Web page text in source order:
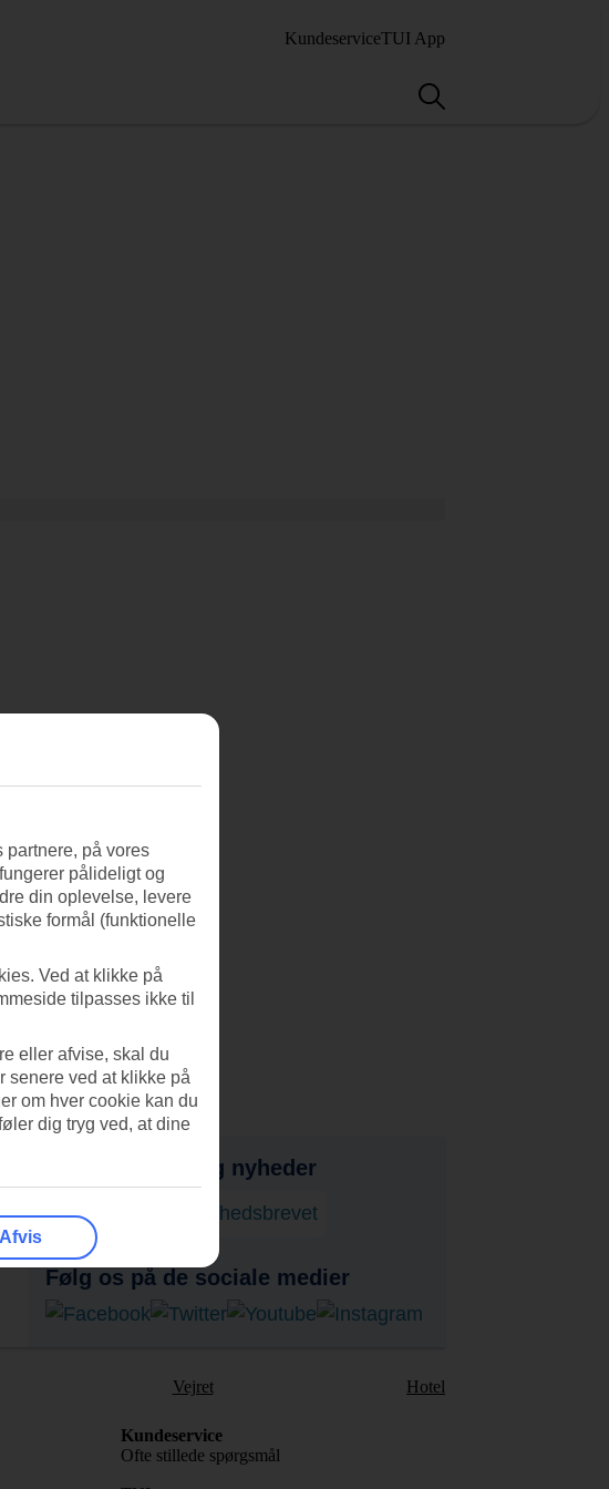
KundeserviceTUI App
Få tilbud, tips og nyheder
Abonner på nyhedsbrevet
Følg os på de sociale medier
Vejret Hotel
Kundeservice
Ofte stillede spørgsmål
partnere, på vores
pålideligt og
din oplevelse, levere
formål (funktionelle
Ved at klikke på
tilpasses ikke til
eller afvise, skal du
senere ved at klikke på
om hver cookie kan du
dig tryg ved, at dine
Afvis